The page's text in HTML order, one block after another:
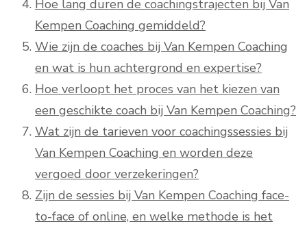
Hoe lang duren de coachingstrajecten bij Van
Kempen Coaching gemiddeld?
Wie zijn de coaches bij Van Kempen Coaching
en wat is hun achtergrond en expertise?
Hoe verloopt het proces van het kiezen van
een geschikte coach bij Van Kempen Coaching?
Wat zijn de tarieven voor coachingssessies bij
Van Kempen Coaching en worden deze
vergoed door verzekeringen?
Zijn de sessies bij Van Kempen Coaching face-
to-face of online, en welke methode is het